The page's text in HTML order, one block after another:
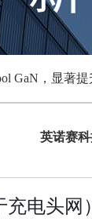
GaN，显著
英诺赛
电头网）